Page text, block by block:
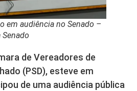
em audiência no Senado –
de Vereadores de
(PSD), esteve em
de uma audiência pública